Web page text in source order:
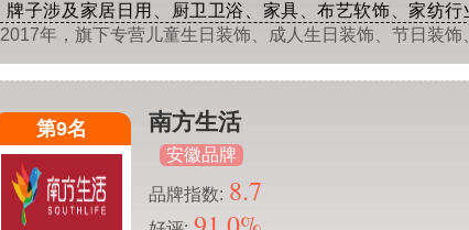
牌子涉及家居日用、厨卫卫浴、家具、布艺软饰、家纺行
2017年，旗下专营儿童生日装饰、成人生日装饰、节日装
第9名 南方生活
安徽品牌
品牌指数: 8.7